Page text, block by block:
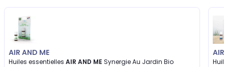
AIR AND ME
Huiles essentielles AIR AND ME Synergie Au Jardin Bio
AIR